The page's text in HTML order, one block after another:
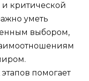
критической
уметь
выбором,
помогает